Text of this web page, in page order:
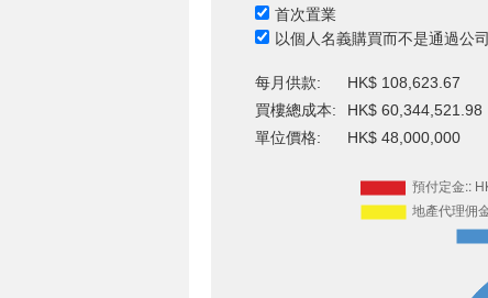
首次置業
以個人名義購買而不是通過公司
每月供款:
HK$ 108,623.67
買樓總成本:
HK$ 60,344,521.98
單位價格:
HK$ 48,000,000